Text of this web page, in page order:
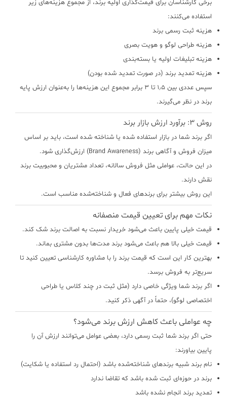
برخی کارشناسان برای قیمت‌گذاری اولیه برند، از مجموع هزینه‌های زیر
استفاده می‌کنند:
هزینه ثبت رسمی برند
هزینه طراحی لوگو و هویت بصری
هزینه تبلیغات اولیه یا بسته‌بندی
هزینه تمدید برند (در صورت تمدید شده بودن)
سپس عددی بین ۱٫۵ تا ۳ برابر مجموع این هزینه‌ها را به‌عنوان
ارزش پایه
برند در نظر می‌گیرند.
روش ۳: برآورد ارزش بازار برند
اگر برند شما در بازار استفاده شده یا شناخته شده است، باید بر اساس
میزان فروش و آگاهی برند (Brand Awareness) ارزش‌گذاری شود.
در این حالت، عواملی مثل فروش سالانه، تعداد مشتریان و محبوبیت برند
نقش دارند.
این روش بیشتر برای برندهای فعال و شناخته‌شده مناسب است.
نکات مهم برای تعیین قیمت منصفانه
قیمت خیلی پایین باعث می‌شود خریدار نسبت به اصالت برند شک کند.
قیمت خیلی بالا هم باعث می‌شود برند مدت‌ها بدون مشتری بماند.
بهترین کار این است که قیمت برند را با مشاوره کارشناسی تعیین کنید تا
سریع‌تر به فروش برسد.
اگر برند شما ویژگی خاصی دارد (مثل ثبت در چند کلاس یا طراحی
اختصاصی لوگو)، حتماً در آگهی ذکر کنید.
چه عواملی باعث کاهش ارزش برند می‌شود؟
حتی اگر برند شما ثبت رسمی دارد، بعضی عوامل می‌توانند ارزش آن را
پایین بیاورند:
نام برند شبیه برندهای شناخته‌شده باشد (احتمال رد استفاده یا شکایت)
برند در حوزه‌ای ثبت شده باشد که تقاضا ندارد
تمدید برند انجام نشده باشد